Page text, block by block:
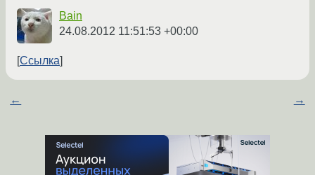
Bain
24.08.2012 11:51:53 +00:00
Ссылка
← →